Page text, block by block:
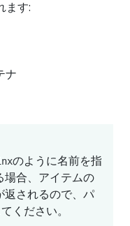
ます:
ナ
のように名前を指
場合、アイテムの
返されるので、パ
ください。